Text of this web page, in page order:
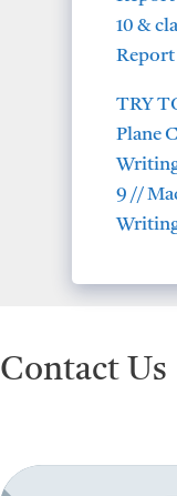
10 &
TRY
Plane
Writing
9 //
Contact Us